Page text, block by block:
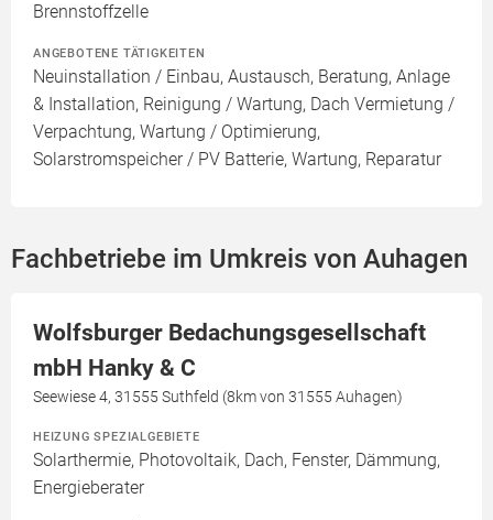
Brennstoffzelle
ANGEBOTENE TÄTIGKEITEN
Neuinstallation / Einbau, Austausch, Beratung, Anlage
& Installation, Reinigung / Wartung, Dach Vermietung /
Verpachtung, Wartung / Optimierung,
Solarstromspeicher / PV Batterie, Wartung, Reparatur
Fachbetriebe im Umkreis von Auhagen
Wolfsburger Bedachungsgesellschaft
mbH Hanky & C
Seewiese 4, 31555 Suthfeld (8km von 31555 Auhagen)
HEIZUNG SPEZIALGEBIETE
Solarthermie, Photovoltaik, Dach, Fenster, Dämmung,
Energieberater